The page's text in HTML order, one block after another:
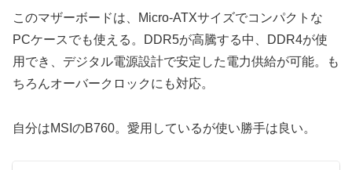
このマザーボードは、Micro-ATXサイズでコンパクトな
PCケースでも使える。DDR5が高騰する中、DDR4が使
用でき、デジタル電源設計で安定した電力供給が可能。も
ちろんオーバークロックにも対応。
自分はMSIのB760。愛用しているが使い勝手は良い。